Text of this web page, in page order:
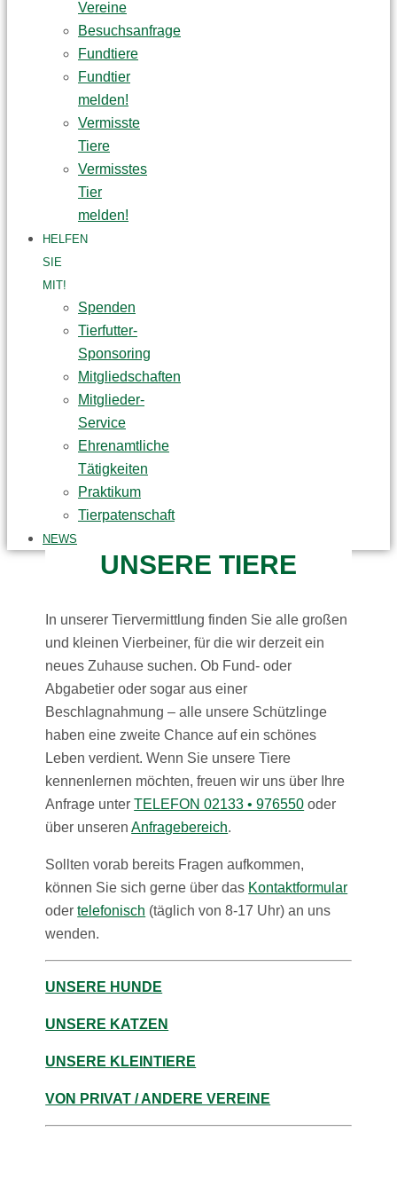
Vereine
Besuchsanfrage
Fundtiere
Fundtier
melden!
Vermisste
Tiere
Vermisstes
Tier
melden!
HELFEN
SIE
MIT!
Spenden
Tierfutter-
Sponsoring
Mitgliedschaften
Mitglieder-
Service
Ehrenamtliche
Tätigkeiten
Praktikum
Tierpatenschaft
NEWS
UNSERE TIERE
In unserer Tiervermittlung finden Sie alle großen
und kleinen Vierbeiner, für die wir derzeit ein
neues Zuhause suchen. Ob Fund- oder
Abgabetier oder sogar aus einer
Beschlagnahmung – alle unsere Schützlinge
haben eine zweite Chance auf ein schönes
Leben verdient. Wenn Sie unsere Tiere
kennenlernen möchten, freuen wir uns über Ihre
Anfrage unterTELEFON 02133 • 976550 oder
über unserenAnfragebereich.
Sollten vorab bereits Fragen aufkommen,
können Sie sich gerne über das Kontaktformular
odertelefonisch (täglich von 8-17 Uhr) an uns
wenden.
UNSERE HUNDE
UNSERE KATZEN
UNSERE KLEINTIERE
VON PRIVAT / ANDERE VEREINE